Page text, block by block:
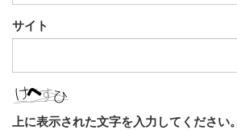
サイト
上に表示された文字を入力してください。